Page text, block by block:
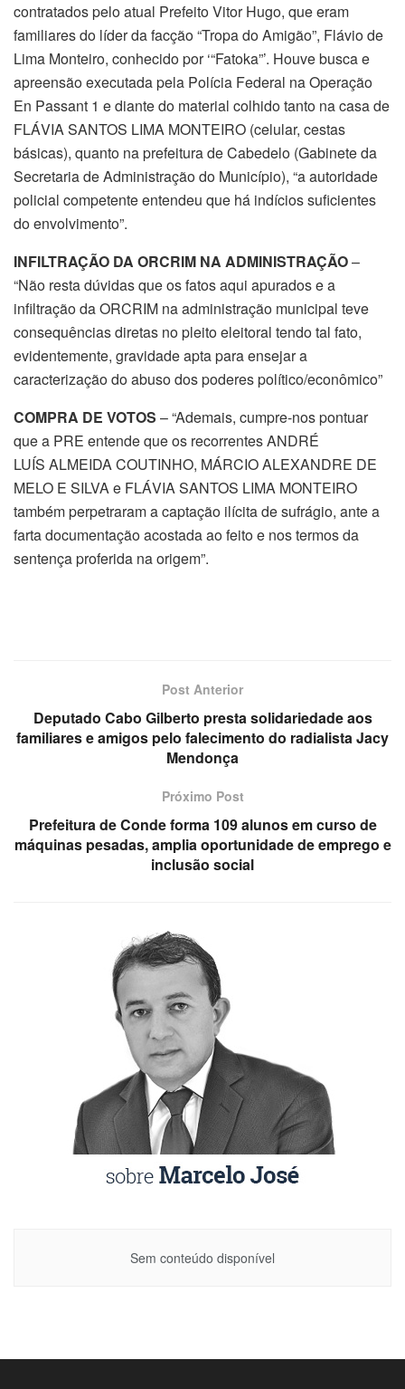
contratados pelo atual Prefeito Vitor Hugo, que eram
familiares do líder da facção “Tropa do Amigão”, Flávio de
Lima Monteiro, conhecido por ‘“Fatoka”’. Houve busca e
apreensão executada pela Polícia Federal na Operação
En Passant 1 e diante do material colhido tanto na casa de
FLÁVIA SANTOS LIMA MONTEIRO (celular, cestas
básicas), quanto na prefeitura de Cabedelo (Gabinete da
Secretaria de Administração do Município), “a autoridade
policial competente entendeu que há indícios suficientes
do envolvimento”.
INFILTRAÇÃO DA ORCRIM NA ADMINISTRAÇÃO–
“Não resta dúvidas que os fatos aqui apurados e a
infiltração da ORCRIM na administração municipal teve
consequências diretas no pleito eleitoral tendo tal fato,
evidentemente, gravidade apta para ensejar a
caracterização do abuso dos poderes político/econômico”
COMPRA DE VOTOS – “Ademais, cumpre-nos pontuar
que a PRE entende que os recorrentes ANDRÉ
LUÍS ALMEIDA COUTINHO, MÁRCIO ALEXANDRE DE
MELO E SILVA e FLÁVIA SANTOS LIMA MONTEIRO
também perpetraram a captação ilícita de sufrágio, ante a
farta documentação acostada ao feito e nos termos da
sentença proferida na origem”.
Post Anterior
Deputado Cabo Gilberto presta solidariedade aos
familiares e amigos pelo falecimento do radialista Jacy
Mendonça
Próximo Post
Prefeitura de Conde forma 109 alunos em curso de
máquinas pesadas, amplia oportunidade de emprego e
inclusão social
Sem conteúdo disponível